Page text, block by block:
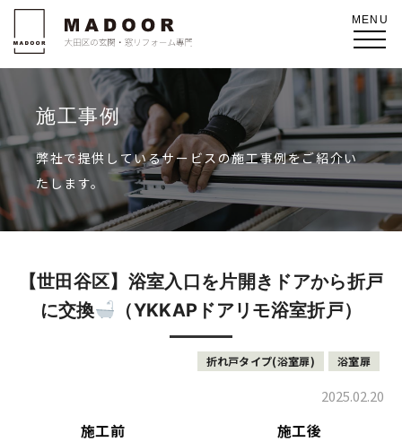
施工事例
弊社で提供しているサービスの施工事例をご紹介い
たします。
【世田谷区】浴室入口を片開きドアから折戸
に交換
（YKKAPドアリモ浴室折戸）
折れ戸タイプ(浴室扉) 浴室扉
2025.02.20
施工前 施工後